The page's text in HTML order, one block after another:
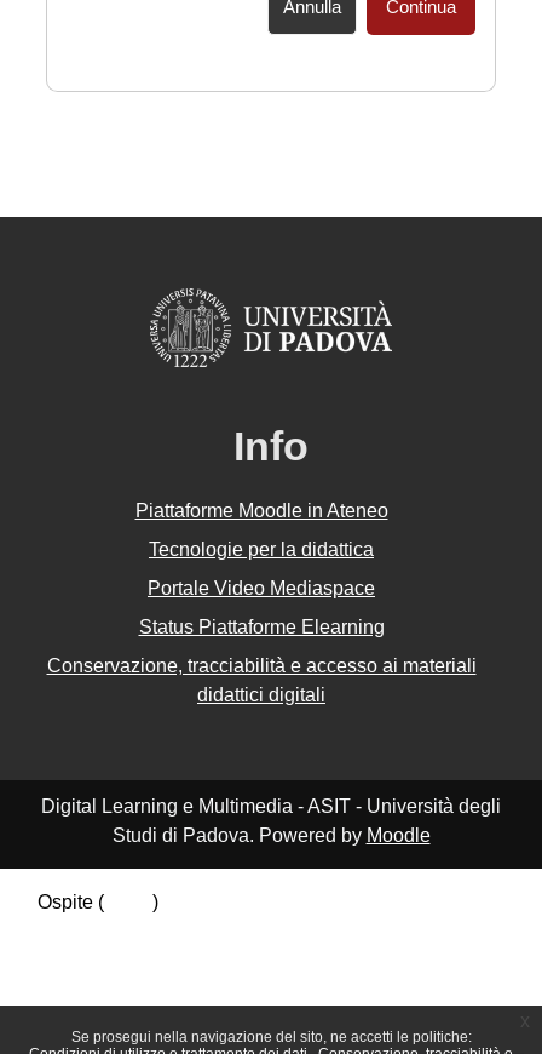
Se prosegui nella navigazione del sito, ne accetti le politiche:
Annulla Continua
Info
Piattaforme Moodle in Ateneo
Tecnologie per la didattica
Portale Video Mediaspace
Status Piattaforme Elearning
Conservazione, tracciabilità e accesso ai materiali
didattici digitali
Digital Learning e Multimedia - ASIT - Università degli
Studi di Padova. Powered by Moodle
Ospite (
)